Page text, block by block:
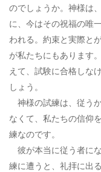
のでしょうか。神様は
に、今はその祝福の唯
われる。約束と実際と
が私たちにもあります
えて、試験に合格しな
しょう。
神様の試練は、従う
なくて、私たちの信仰
練なのです。
彼が本当に従う者に
練に遭うと、礼拝に出